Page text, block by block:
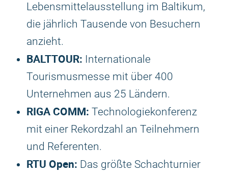
Lebensmittelausstellung im Baltikum,
die jährlich Tausende von Besuchern
anzieht.
BALTTOUR: Internationale
Tourismusmesse mit über 400
Unternehmen aus 25 Ländern.
RIGA COMM: Technologiekonferenz
mit einer Rekordzahl an Teilnehmern
und Referenten.
RTU Open: Das größte Schachturnier